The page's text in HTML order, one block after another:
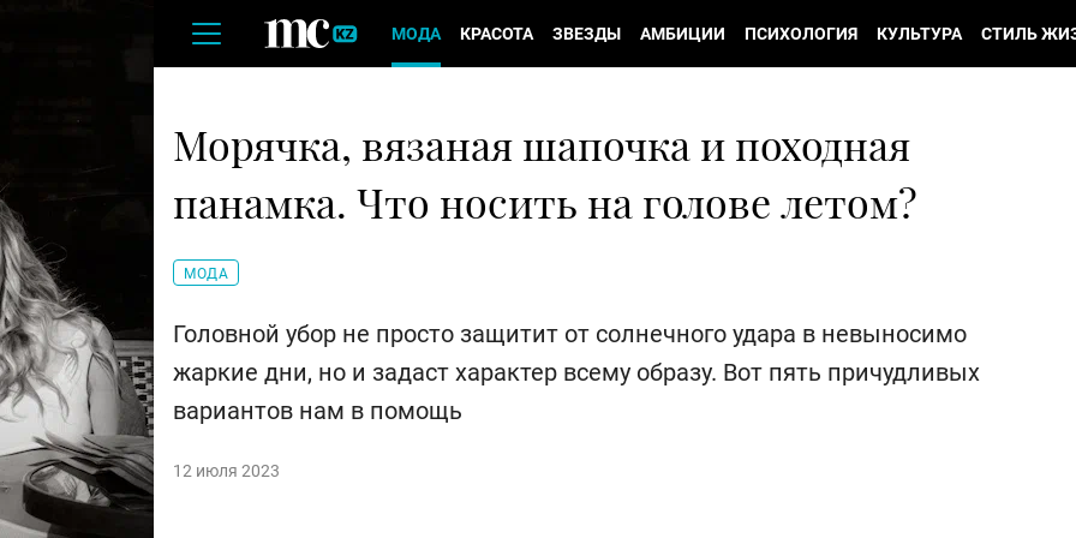
МОДА КРАСОТА ЗВЕЗДЫ АМБИЦИИ ПСИХОЛОГИЯ КУЛЬТУРА СТИЛЬ
Морячка, вязаная шапочка и походная
панамка. Что носить на голове летом?
МОДА
Головной убор не просто защитит от солнечного удара в невыносимо
жаркие дни, но и задаст характер всему образу. Вот пять причудливых
вариантов нам в помощь
12 июля 2023